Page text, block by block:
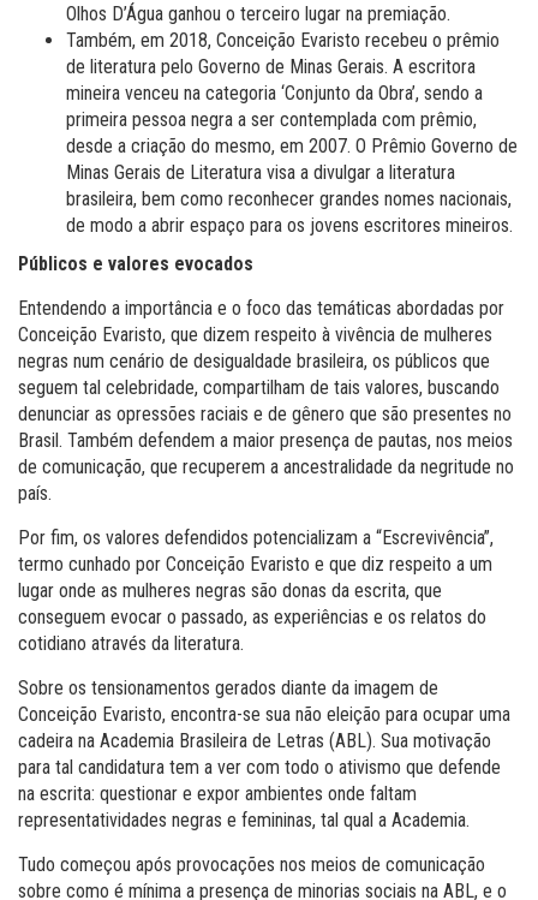
Olhos D’Água ganhou o terceiro lugar na premiação.
Também, em 2018, Conceição Evaristo recebeu o prêmio
de literatura pelo Governo de Minas Gerais. A escritora
mineira venceu na categoria ‘Conjunto da Obra’, sendo a
primeira pessoa negra a ser contemplada com prêmio,
desde a criação do mesmo, em 2007. O Prêmio Governo de
Minas Gerais de Literatura visa a divulgar a literatura
brasileira, bem como reconhecer grandes nomes nacionais,
de modo a abrir espaço para os jovens escritores mineiros.
Públicos e valores evocados
Entendendo a importância e o foco das temáticas abordadas por
Conceição Evaristo, que dizem respeito à vivência de mulheres
negras num cenário de desigualdade brasileira, os públicos que
seguem tal celebridade, compartilham de tais valores, buscando
denunciar as opressões raciais e de gênero que são presentes no
Brasil. Também defendem a maior presença de pautas, nos meios
de comunicação, que recuperem a ancestralidade da negritude no
país.
Por fim, os valores defendidos potencializam a “Escrevivência”,
termo cunhado por Conceição Evaristo e que diz respeito a um
lugar onde as mulheres negras são donas da escrita, que
conseguem evocar o passado, as experiências e os relatos do
cotidiano através da literatura.
Sobre os tensionamentos gerados diante da imagem de
Conceição Evaristo, encontra-se sua não eleição para ocupar uma
cadeira na Academia Brasileira de Letras (ABL). Sua motivação
para tal candidatura tem a ver com todo o ativismo que defende
na escrita: questionar e expor ambientes onde faltam
representatividades negras e femininas, tal qual a Academia.
Tudo começou após provocações nos meios de comunicação
sobre como é mínima a presença de minorias sociais na ABL, e o